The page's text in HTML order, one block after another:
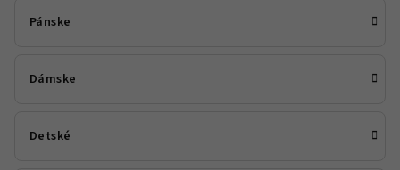
Pánske
Dámske
Detské